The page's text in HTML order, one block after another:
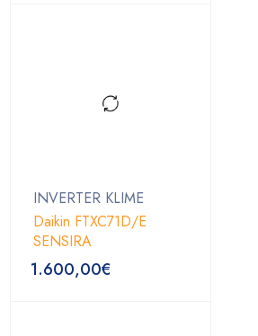
INVERTER KLIME
Daikin FTXC71D/E
SENSIRA
1.600,00€